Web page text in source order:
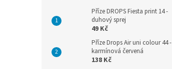
Příze DROPS Fiesta print 14 -
duhový sprej
49 Kč
Příze Drops Air uni colour 44 -
karmínová červená
138 Kč